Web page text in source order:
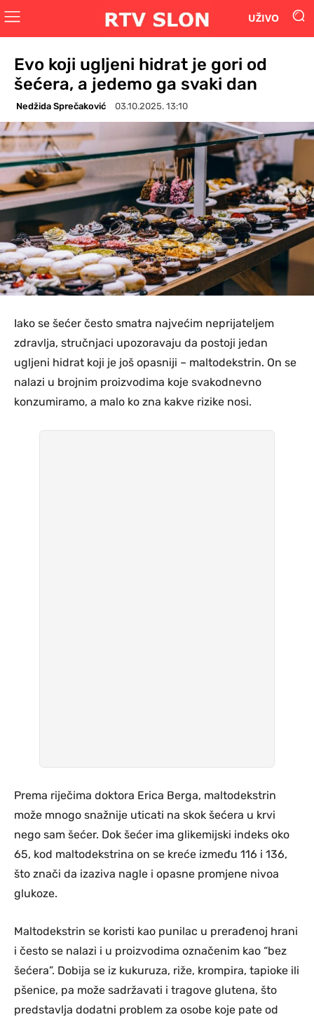
UŽIVO
Evo koji ugljeni hidrat je gori od
šećera, a jedemo ga svaki dan
Nedžida Sprečaković 03.10.2025. 13:10
Iako se šećer često smatra najvećim neprijateljem
zdravlja, stručnjaci upozoravaju da postoji jedan
ugljeni hidrat koji je još opasniji – maltodekstrin. On se
nalazi u brojnim proizvodima koje svakodnevno
konzumiramo, a malo ko zna kakve rizike nosi.
Prema riječima doktora Erica Berga, maltodekstrin
može mnogo snažnije uticati na skok šećera u krvi
nego sam šećer. Dok šećer ima glikemijski indeks oko
65, kod maltodekstrina on se kreće između 116 i 136,
što znači da izaziva nagle i opasne promjene nivoa
glukoze.
Maltodekstrin se koristi kao punilac u prerađenoj hrani
i često se nalazi i u proizvodima označenim kao “bez
šećera”. Dobija se iz kukuruza, riže, krompira, tapioke ili
pšenice, pa može sadržavati i tragove glutena, što
predstavlja dodatni problem za osobe koje pate od